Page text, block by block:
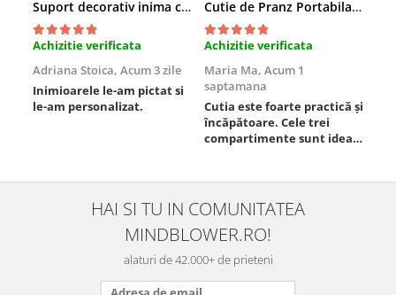
Suport decorativ inima cu mesaje, Cadou cu suflet
Achizitie verificata
Adriana Stoica, Acum 3 zile
Inimioarele le-am pictat si
le-am personalizat.
Cutie de Pranz Portabila cu Compartimente
Achizitie verificata
Maria Ma, Acum 1
saptamana
Cutia este foarte practică și
încăpătoare. Cele trei
compartimente sunt ideale
este sigură, fără scurgeri. O
folosesc aproape zilnic la
serviciu și sunt foarte
mulțumită.
HAI SI TU IN COMUNITATEA
MINDBLOWER.RO!
alaturi de 42.000+ de prieteni